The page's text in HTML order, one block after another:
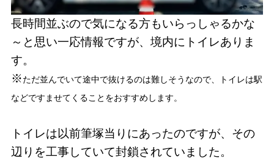
長時間並ぶので気になる方もいらっしゃるかな
～と思い一応情報ですが、境内にトイレありま
す。
※ただ並んでいて途中で抜けるのは難しそうなので、トイレは駅
などですませてくることをおすすめします。
トイレは以前筆塚当りにあったのですが、その
辺りを工事していて封鎖されていました。